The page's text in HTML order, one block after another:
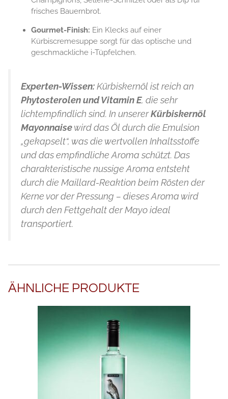
frisches Bauernbrot.
Gourmet-Finish: Ein Klecks auf einer
Kürbiscremesuppe sorgt für das optische und
geschmackliche i-Tüpfelchen.
Experten-Wissen:Kürbiskernöl ist reich an
Phytosterolen und Vitamin E, die sehr
lichtempfindlich sind. In unsererKürbiskernöl
Mayonnaisewird das Öl durch die Emulsion
„gekapselt“, was die wertvollen Inhaltsstoffe
und das empfindliche Aroma schützt. Das
charakteristische nussige Aroma entsteht
durch die Maillard-Reaktion beim Rösten der
Kerne vor der Pressung – dieses Aroma wird
durch den Fettgehalt der Mayo ideal
transportiert.
ÄHNLICHE PRODUKTE